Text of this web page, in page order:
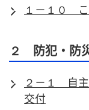
１－１０ こ
２ 防犯・防
２－１ 自主
交付